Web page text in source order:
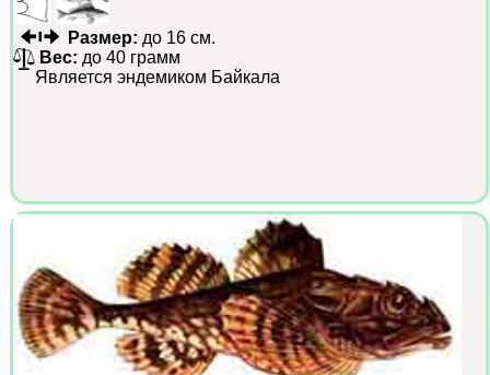
Размер: до 16 см.
Вес: до 40 грамм
Является эндемиком Байкала